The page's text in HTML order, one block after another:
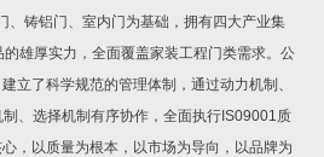
、铸铝门、室内门为基础，拥有四大产业集
雄厚实力，全面覆盖家装工程门类需求。公
立了科学规范的管理体制，通过动力机制、
、选择机制有序协作，全面执行IS09001质
，以质量为根本，以市场为导向，以品牌为